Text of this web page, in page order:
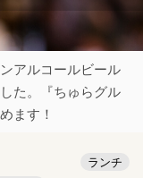
アルコールビール
た。『ちゅらグル
ます！
ランチ